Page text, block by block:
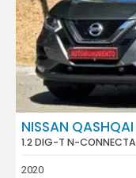
NISSAN QASHQAI
1.2 DIG-T N-
2020